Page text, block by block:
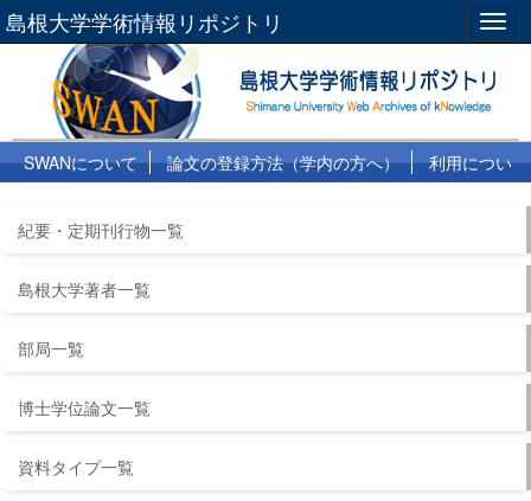
島根大学学術情報リポジトリ
SWANについて 論文の登録方法（学内の方へ）
利用につい
紀要・定期刊行物一覧
島根大学著者一覧
部局一覧
博士学位論文一覧
資料タイプ一覧